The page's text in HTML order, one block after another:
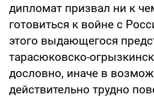
дипломат призвал ни к
готовиться к войне с
этого выдающегося
тарасюковско-
дословно, иначе в
действительно трудно